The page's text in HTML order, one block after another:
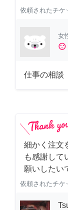
依頼されたチケ
女
sentiment_satisfied
仕事の相談
細かく注文
も感謝して
願いしたい
依頼されたチケ